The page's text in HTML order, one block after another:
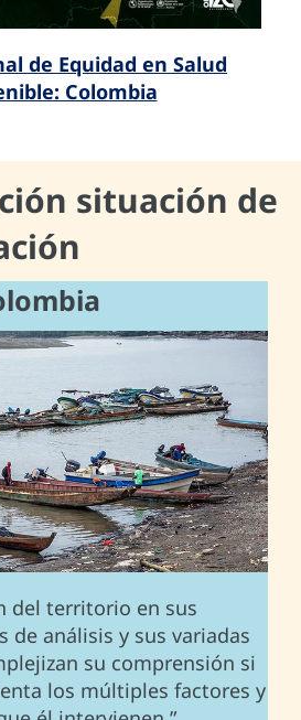
de Equidad en Salud
Colombia
situación de
del territorio en sus
de análisis y sus variadas
su comprensión si
los múltiples factores y